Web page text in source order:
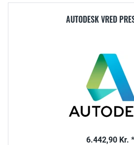
AUTODESK VRED
6.442,90 Kr. *